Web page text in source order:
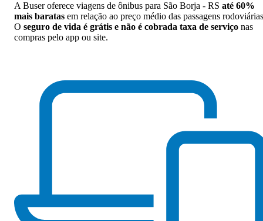
A Buser oferece viagens de ônibus para São Borja - RS até 60%
mais baratas em relação ao preço médio das passagens
O seguro de vida é grátis e não é cobrada taxa de serviço nas
compras pelo app ou site.